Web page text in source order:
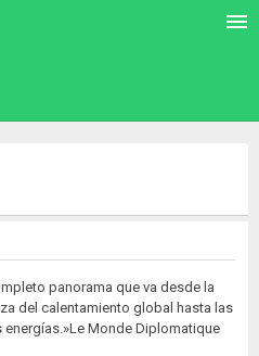
panorama que va desde la
del calentamiento global hasta las
energías.»Le Monde Diplomatique